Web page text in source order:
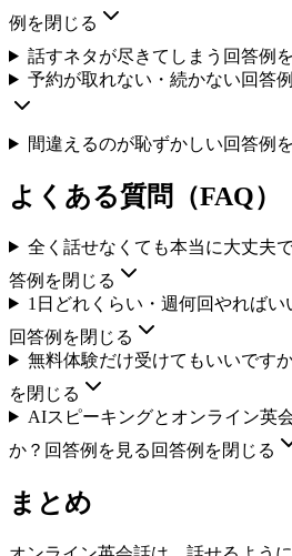
例を閉じる
話すネタが尽きてしまう 回答例
予約が取れない・続かない回答
間違えるのが恥ずかしい回答例
よくある質問（FAQ）
全く話せなくても本当に大丈夫
答例を閉じる
1日どれくらい・週何回やればい
回答例を閉じる
無料体験だけ受けてもいいです
を閉じる
AIスピーキングとオンライン英
か？ 回答例を見る 回答例を閉じる
まとめ